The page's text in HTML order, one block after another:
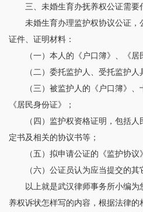
三、未婚生育办抚养权公证需要
未婚生育办理监护权协议公证，
证件、证明材料：
（一）本人的《户口簿》、《居
（二）委托监护人、受托监护人
（三）被监护人的《户口簿》
《居民身份证》；
（四）监护权资格证明，包括
定书及相关的协议书等；
（五）拟申请公证的《监护协议
（六）公证员认为应当提交的其
以上就是武汉律师事务所小编
养权诉状怎样写的内容，根据法律